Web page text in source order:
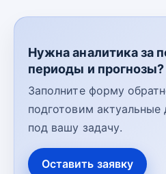
Нужна аналитика за
периоды и прогнозы?
Заполните форму
подготовим
под вашу задачу.
Оставить заявку